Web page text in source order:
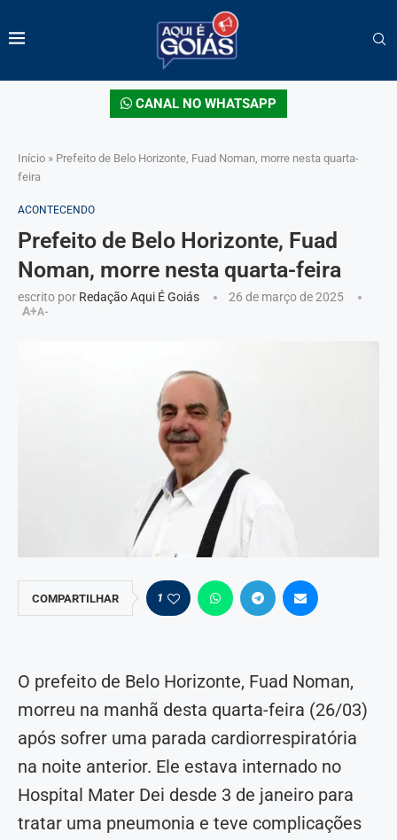
CANAL NO WHATSAPP
Início » Prefeito de Belo Horizonte, Fuad Noman, morre nesta quarta-
feira
ACONTECENDO
Prefeito de Belo Horizonte, Fuad
Noman, morre nesta quarta-feira
escrito por Redação Aqui É Goiás
26 de março de 2025
A+A-
COMPARTILHAR 1
O prefeito de Belo Horizonte, Fuad Noman,
morreu na manhã desta quarta-feira (26/03)
após sofrer uma parada cardiorrespiratória
na noite anterior. Ele estava internado no
Hospital Mater Dei desde 3 de janeiro para
tratar uma pneumonia e teve complicações